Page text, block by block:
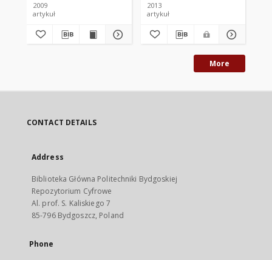
2009
artykuł
2013
artykuł
More
CONTACT DETAILS
Address
Biblioteka Główna Politechniki Bydgoskiej
Repozytorium Cyfrowe
Al. prof. S. Kaliskiego 7
85-796 Bydgoszcz, Poland
Phone